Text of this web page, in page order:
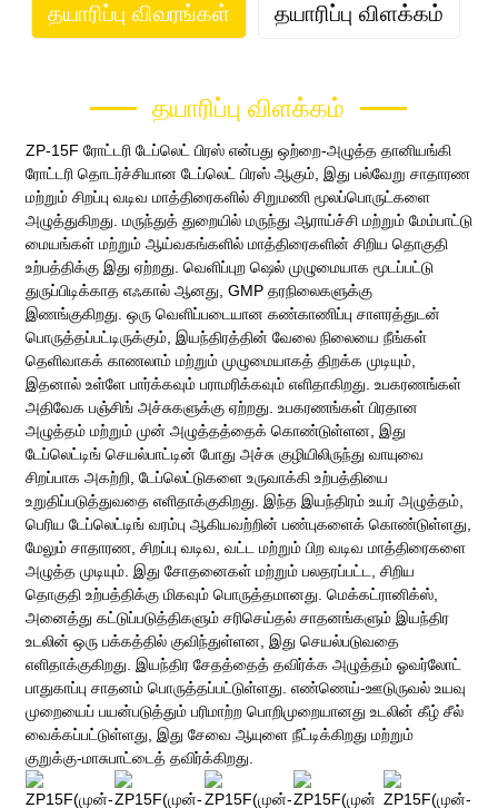
தயாரிப்பு விவரங்கள் தயாரிப்பு விளக்கம்
தயாரிப்பு விளக்கம்
ZP-15F ரோட்டரி டேப்லெட் பிரஸ் என்பது ஒற்றை-அழுத்த தானியங்கி
ரோட்டரி தொடர்ச்சியான டேப்லெட் பிரஸ் ஆகும், இது பல்வேறு சாதாரண
மற்றும் சிறப்பு வடிவ மாத்திரைகளில் சிறுமணி மூலப்பொருட்களை
அழுத்துகிறது. மருந்துத் துறையில் மருந்து ஆராய்ச்சி மற்றும் மேம்பாட்டு
மையங்கள் மற்றும் ஆய்வகங்களில் மாத்திரைகளின் சிறிய தொகுதி
உற்பத்திக்கு இது ஏற்றது. வெளிப்புற ஷெல் முழுமையாக மூடப்பட்டு
துருப்பிடிக்காத எஃகால் ஆனது, GMP தரநிலைகளுக்கு
இணங்குகிறது. ஒரு வெளிப்படையான கண்காணிப்பு சாளரத்துடன்
பொருத்தப்பட்டிருக்கும், இயந்திரத்தின் வேலை நிலையை நீங்கள்
தெளிவாகக் காணலாம் மற்றும் முழுமையாகத் திறக்க முடியும்,
இதனால் உள்ளே பார்க்கவும் பராமரிக்கவும் எளிதாகிறது. உபகரணங்கள்
அதிவேக பஞ்சிங் அச்சுகளுக்கு ஏற்றது. உபகரணங்கள் பிரதான
அழுத்தம் மற்றும் முன் அழுத்தத்தைக் கொண்டுள்ளன, இது
டேப்லெட்டிங் செயல்பாட்டின் போது அச்சு குழியிலிருந்து வாயுவை
சிறப்பாக அகற்றி, டேப்லெட்டுகளை உருவாக்கி உற்பத்தியை
உறுதிப்படுத்துவதை எளிதாக்குகிறது. இந்த இயந்திரம் உயர் அழுத்தம்,
பெரிய டேப்லெட்டிங் வரம்பு ஆகியவற்றின் பண்புகளைக் கொண்டுள்ளது,
மேலும் சாதாரண, சிறப்பு வடிவ, வட்ட மற்றும் பிற வடிவ மாத்திரைகளை
அழுத்த முடியும். இது சோதனைகள் மற்றும் பலதரப்பட்ட, சிறிய
தொகுதி உற்பத்திக்கு மிகவும் பொருத்தமானது. மெக்கட்ரானிக்ஸ்,
அனைத்து கட்டுப்படுத்திகளும் சரிசெய்தல் சாதனங்களும் இயந்திர
உடலின் ஒரு பக்கத்தில் குவிந்துள்ளன, இது செயல்படுவதை
எளிதாக்குகிறது. இயந்திர சேதத்தைத் தவிர்க்க அழுத்தம் ஓவர்லோட்
பாதுகாப்பு சாதனம் பொருத்தப்பட்டுள்ளது. எண்ணெய்-ஊடுருவல் உயவு
முறையைப் பயன்படுத்தும் பரிமாற்ற பொறிமுறையானது உடலின் கீழ் சீல்
வைக்கப்பட்டுள்ளது, இது சேவை ஆயுளை நீட்டிக்கிறது மற்றும்
குறுக்கு-மாசுபாட்டைத் தவிர்க்கிறது.